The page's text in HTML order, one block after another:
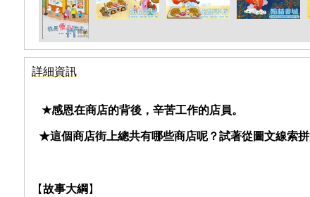
詳細資訊
★感恩在商店的背後，辛苦工作的店員。
★這個商店街上總共有哪些商店呢？試著從圖文線索拼
【故事大綱】